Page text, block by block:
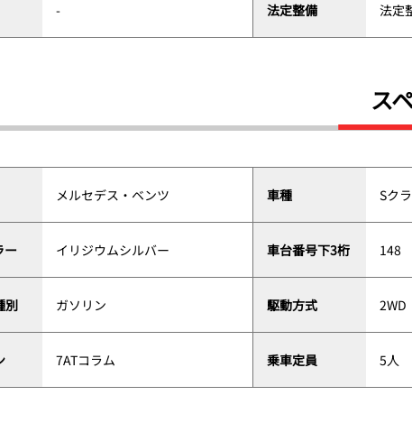
- 法定整備 法定
ス
メルセデス・ベンツ 車種 Sク
ー イリジウムシルバー 車台番号下3桁 148
別 ガソリン 駆動方式 2WD
7ATコラム 乗車定員 5人